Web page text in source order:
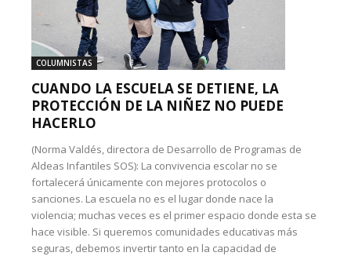
COLUMNISTAS
CUANDO LA ESCUELA SE DETIENE, LA
PROTECCIÓN DE LA NIÑEZ NO PUEDE
HACERLO
(Norma Valdés, directora de Desarrollo de Programas de
Aldeas Infantiles SOS): La convivencia escolar no se
fortalecerá únicamente con mejores protocolos o
sanciones. La escuela no es el lugar donde nace la
violencia; muchas veces es el primer espacio donde esta se
hace visible. Si queremos comunidades educativas más
seguras, debemos invertir tanto en la capacidad de